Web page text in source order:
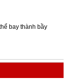
bay thành bầy